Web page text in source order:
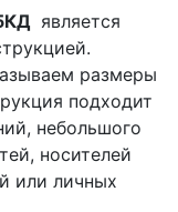
является
размеры
подходит
небольшого
носителей
или личных